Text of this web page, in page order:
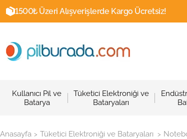
1500₺ Üzeri Alışverişlerde Kargo Ücretsiz!
Kullanıcı Pil ve
Batarya
Tüketici Elektroniği ve
Bataryaları
Anasayfa > Tüketici Elektroniği ve Bataryaları >